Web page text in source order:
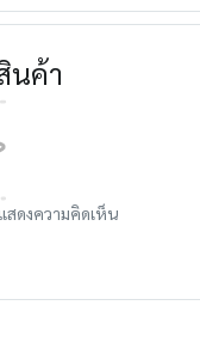
นค้า
ดงความคิดเห็น